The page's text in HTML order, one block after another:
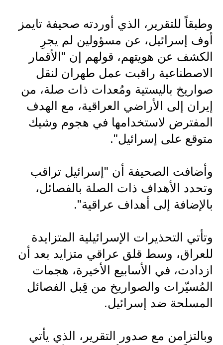
المرحلة الابتدائية
المرحلة المتوسطة
المرحلة الاعدادية
ملازم دراسية
المرحلة الابتدائية
المرحلة الاعدادية
دروس
المرحلة المتوسطة
المرحلة الاعدادية
مواضيع انشاء
المرحلة المتوسطة
وطبقاً للتقرير، الذي أوردته صحيفة تايمز
أوف إسرائيل، عن مسؤولين لم يجرِ
الكشف عن هويتهم، قولهم إن "الأقمار
الاصطناعية راقبت عمل طهران لنقل
صواريخ باليستية ومُعدات ذات صلة، من
إيران إلى الأراضي العراقية، مع الهدف
المفترض لاستخدامها في هجوم وشيك
متوقع على إسرائيل".
وأضافت الصحيفة أن "إسرائيل تراقب
وتحدد الأهداف ذات الصلة بالفصائل،
بالإضافة إلى أهداف عراقية".
وتأتي التحذيرات الإسرائيلية المتزايدة
للعراق، وسط قلق عراقي متزايد بعد أن
ازدادت، في الأسابيع الأخيرة، هجمات
المُسيّرات والصواريخ من قِبل الفصائل
المسلحة ضد إسرائيل.
وبالتزامن مع صدور التقرير، الذي يأتي